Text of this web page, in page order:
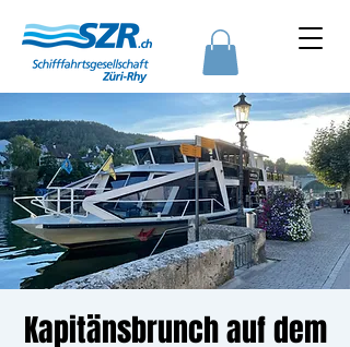
Kapitänsbrunch auf dem